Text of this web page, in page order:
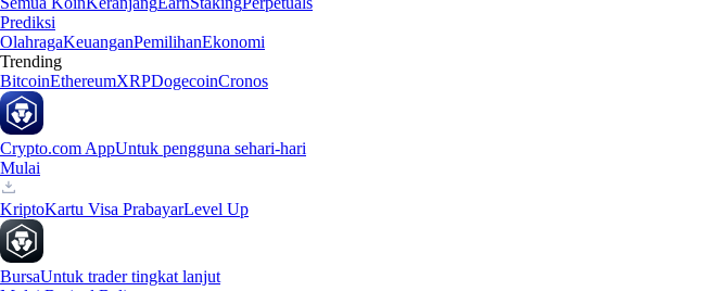
Prediksi
OlahragaKeuanganPemilihanEkonomi
Trending
BitcoinEthereumXRPDogecoinCronos
Crypto.com AppUntuk pengguna sehari-hari
Mulai
KriptoKartu Visa PrabayarLevel Up
BursaUntuk trader tingkat lanjut